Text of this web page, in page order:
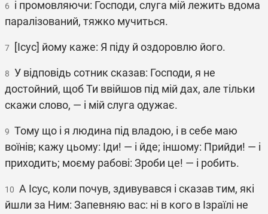
6 і промовляючи: Господи, слуга мій лежить вдома
паралізований, тяжко мучиться.
7 [Ісус] йому каже: Я піду й оздоровлю його.
8 У відповідь сотник сказав: Господи, я не
достойний, щоб Ти ввійшов під мій дах, але тільки
скажи слово, — і мій слуга одужає.
9 Тому що і я людина під владою, і в себе маю
воїнів; кажу цьому: Іди! — і йде; іншому: Прийди! — і
приходить; моєму рабові: Зроби це! — і робить.
10 А Ісус, коли почув, здивувався і сказав тим, які
йшли за Ним: Запевняю вас: ні в кого в Ізраїлі не